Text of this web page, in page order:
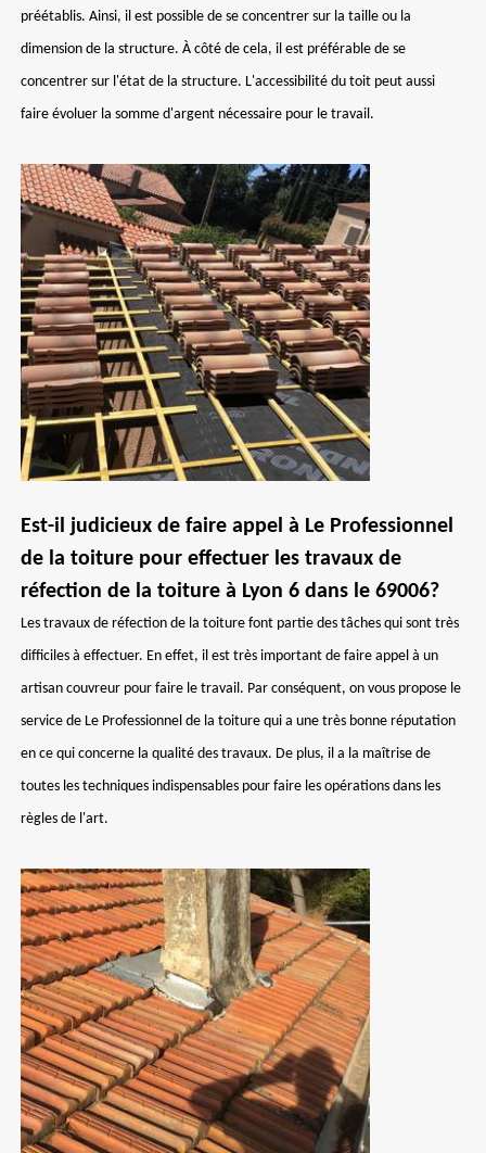
préétablis. Ainsi, il est possible de se concentrer sur la taille ou la
dimension de la structure. À côté de cela, il est préférable de se
concentrer sur l'état de la structure. L'accessibilité du toit peut aussi
faire évoluer la somme d'argent nécessaire pour le travail.
Est-il judicieux de faire appel à Le Professionnel
de la toiture pour effectuer les travaux de
réfection de la toiture à Lyon 6 dans le 69006?
Les travaux de réfection de la toiture font partie des tâches qui sont très
difficiles à effectuer. En effet, il est très important de faire appel à un
artisan couvreur pour faire le travail. Par conséquent, on vous propose le
service de Le Professionnel de la toiture qui a une très bonne réputation
en ce qui concerne la qualité des travaux. De plus, il a la maîtrise de
toutes les techniques indispensables pour faire les opérations dans les
règles de l'art.